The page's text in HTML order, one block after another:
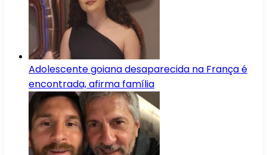
Adolescente goiana desaparecida na França é
encontrada, afirma família